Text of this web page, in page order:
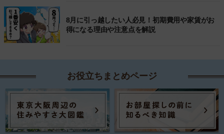
8月に引っ越したい人必見！初期費用や家賃がお
得になる理由や注意点を解説
お役立ちまとめページ